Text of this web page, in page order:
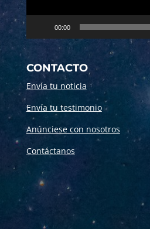
00:00
CONTACTO
Envía tu noticia
Envía tu testimonio
Anúnciese con nosotros
Contáctanos